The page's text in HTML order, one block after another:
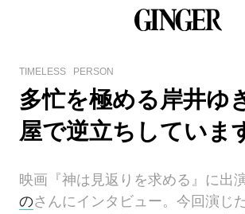
TIMELESS PERSON
多忙を極める岸井ゆ
屋で逆立ちしていま
映画『神は見返りを求める』に出
のさんにインタビュー。今回演じ